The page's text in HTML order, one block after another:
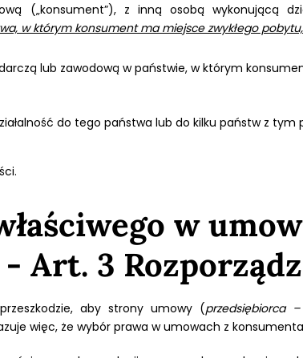
(„konsument”), z inną osobą wykonującą
w którym konsument ma miejsce zwykłego
lub zawodową w państwie, w którym
do tego państwa lub do kilku państw z tym
w
Art. 3
aby strony umowy (przedsiębiorca
więc, że wybór prawa w umowach z